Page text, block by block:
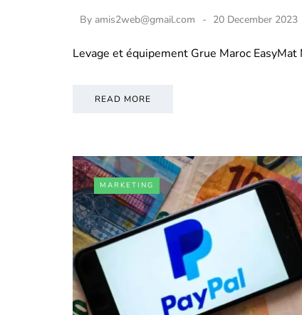
By amis2web@gmail.com 20 December 2023
Levage et équipement Grue Maroc
READ MORE
MARKETING